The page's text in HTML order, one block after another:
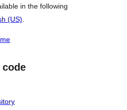
in the following
(US).
code